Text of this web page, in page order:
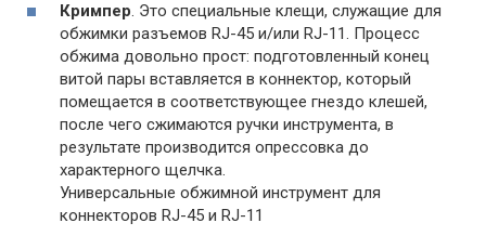
Кримпер. Это специальные клещи, служащие для
обжимки разъемов RJ-45 и/или RJ-11. Процесс
обжима довольно прост: подготовленный конец
витой пары вставляется в коннектор, который
помещается в соответствующее гнездо клешей,
после чего сжимаются ручки инструмента, в
результате производится опрессовка до
характерного щелчка.
Универсальные обжимной инструмент для
коннекторов RJ-45 и RJ-11